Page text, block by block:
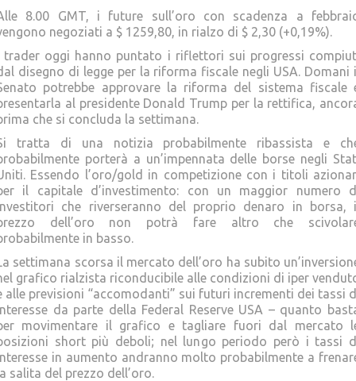
8.00 GMT, i future sull’oro con scadenza a
negoziati a $ 1259,80, in rialzo di $ 2,30 (+0,19%).
trader oggi hanno puntato i riflettori sui progressi
disegno di legge per la riforma fiscale negli USA. Domani
potrebbe approvare la riforma del sistema fiscale
al presidente Donald Trump per la rettifica,
che si concluda la settimana.
tratta di una notizia probabilmente ribassista e
porterà a un’impennata delle borse negli
Essendo l’oro/gold in competizione con i titoli
il capitale d’investimento: con un maggior numero
che riverseranno del proprio denaro in borsa,
dell’oro non potrà fare altro che
in basso.
settimana scorsa il mercato dell’oro ha subito
grafico rialzista riconducibile alle condizioni di iper
alle previsioni “accomodanti” sui futuri incrementi dei tassi
da parte della Federal Reserve USA – quanto
movimentare il grafico e tagliare fuori dal mercato
short più deboli; nel lungo periodo però i tassi
in aumento andranno molto probabilmente a
salita del prezzo dell’oro.